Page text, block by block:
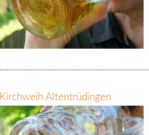
Kirchweih Altentrüdingen